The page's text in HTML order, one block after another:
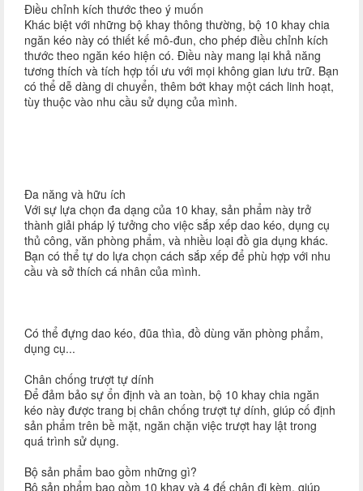
Điều chỉnh kích thước theo ý muốn
Khác biệt với những bộ khay thông thường, bộ 10 khay chia
ngăn kéo này có thiết kế mô-đun, cho phép điều chỉnh kích
thước theo ngăn kéo hiện có. Điều này mang lại khả năng
tương thích và tích hợp tối ưu với mọi không gian lưu trữ. Bạn
có thể dễ dàng di chuyển, thêm bớt khay một cách linh hoạt,
tùy thuộc vào nhu cầu sử dụng của mình.
Đa năng và hữu ích
Với sự lựa chọn đa dạng của 10 khay, sản phẩm này trở
thành giải pháp lý tưởng cho việc sắp xếp dao kéo, dụng cụ
thủ công, văn phòng phẩm, và nhiều loại đồ gia dụng khác.
Bạn có thể tự do lựa chọn cách sắp xếp để phù hợp với nhu
cầu và sở thích cá nhân của mình.
Có thể đựng dao kéo, đũa thìa, đồ dùng văn phòng phẩm,
dụng cụ...
Chân chống trượt tự dính
Để đảm bảo sự ổn định và an toàn, bộ 10 khay chia ngăn
kéo này được trang bị chân chống trượt tự dính, giúp cố định
sản phẩm trên bề mặt, ngăn chặn việc trượt hay lật trong
quá trình sử dụng.
Bộ sản phẩm bao gồm những gì?
Bộ sản phẩm bao gồm 10 khay và 4 đế chân đi kèm, giúp